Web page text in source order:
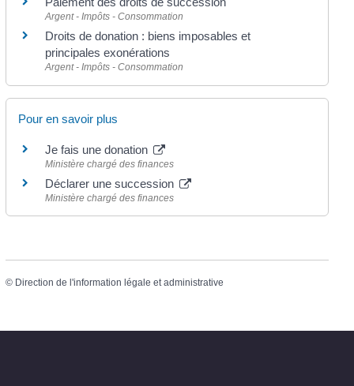
Argent - Impôts - Consommation
Droits de donation : biens imposables et
principales exonérations
Argent - Impôts - Consommation
Pour en savoir plus
Je fais une donation
Ministère chargé des finances
Déclarer une succession
Ministère chargé des finances
© Direction de l'information légale et administrative